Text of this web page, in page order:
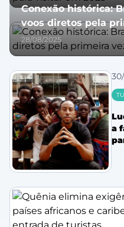
Conexão histórica:
voos diretos pela
28/08/2025
a